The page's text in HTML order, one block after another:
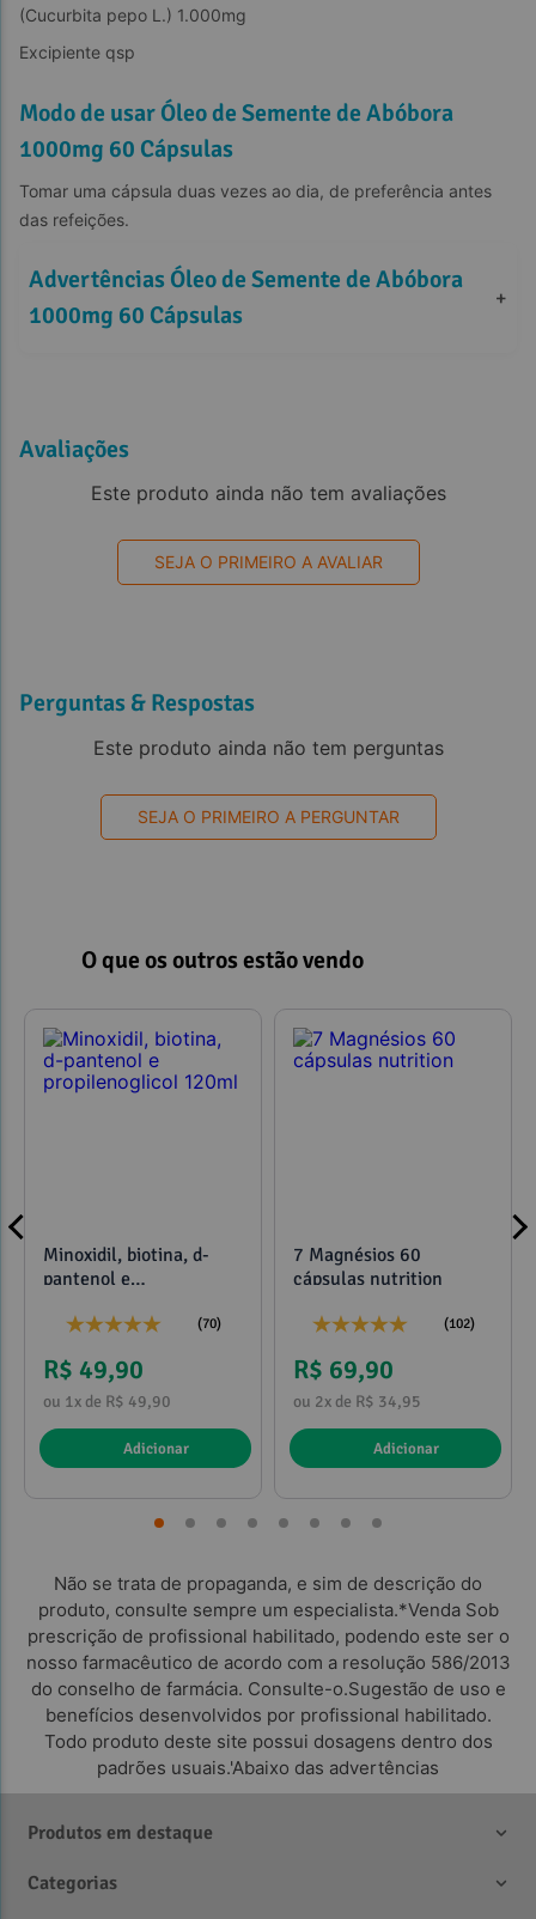
(Cucurbita pepo L.) 1.000mg
Excipiente qsp
Modo de usar Óleo de Semente de Abóbora
1000mg 60 Cápsulas
Tomar uma cápsula duas vezes ao dia, de preferência antes
das refeições.
Advertências Óleo de Semente de Abóbora
1000mg 60 Cápsulas
+
Observações:
Avaliações
Este produto ainda não tem avaliações
SEJA O PRIMEIRO A AVALIAR
Perguntas & Respostas
Este produto ainda não tem perguntas
SEJA O PRIMEIRO A PERGUNTAR
O que os outros estão vendo
Minoxidil, biotina, d-
pantenol e
(70)
R$ 49,90
ou 1x de R$ 49,90
Adicionar
7 Magnésios 60
cápsulas nutrition
(102)
R$ 69,90
ou 2x de R$ 34,95
Adicionar
Não se trata de propaganda, e sim de descrição do
produto, consulte sempre um especialista.*Venda Sob
prescrição de profissional habilitado, podendo este ser o
nosso farmacêutico de acordo com a resolução 586/2013
do conselho de farmácia. Consulte-o.Sugestão de uso e
benefícios desenvolvidos por profissional habilitado.
Todo produto deste site possui dosagens dentro dos
padrões usuais.'Abaixo das advertências
Produtos em destaque
Categorias